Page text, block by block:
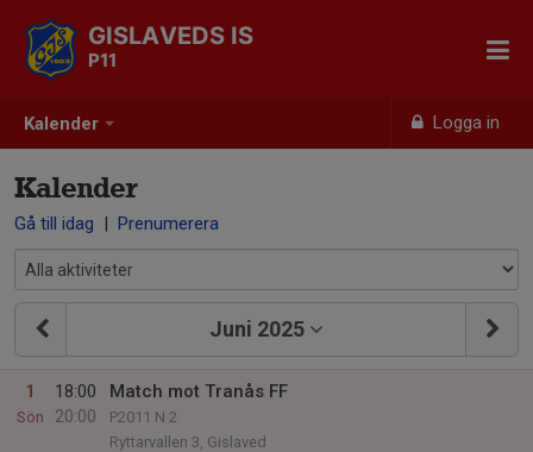
Kalender Logga in
GISLAVEDS IS
P11
Kalender
Gå till idag | Prenumerera
Juni 2025
1
Sön
18:00
20:00
Match mot Tranås FF
P2011 N 2
Ryttarvallen 3, Gislaved